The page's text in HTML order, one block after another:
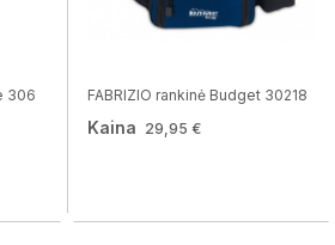
306 FABRIZIO rankinė Budget 30218
Kaina 29,95 €